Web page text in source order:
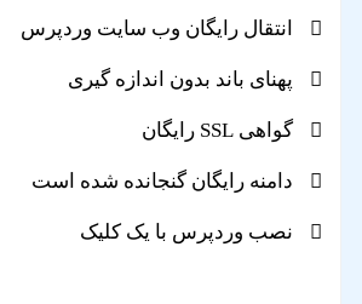
انتقال رایگان وب سایت وردپرس
پهنای باند بدون اندازه گیری
گواهی SSL رایگان
دامنه رایگان گنجانده شده است
نصب وردپرس با یک کلیک